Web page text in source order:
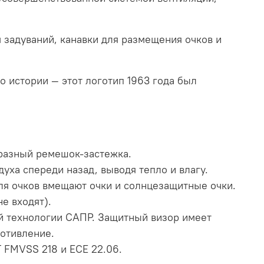
канавки для размещения очков и
— этот логотип 1963 года был
ремешок-застежка.
спереди назад, выводя тепло и влагу.
очков вмещают очки и солнцезащитные очки.
входят).
технологии САПР. Защитный визор имеет
218 и ECE 22.06.